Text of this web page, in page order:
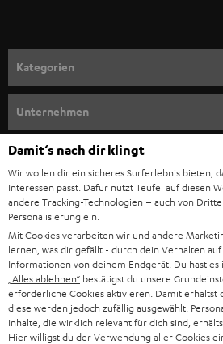
n
m
e
l
d
u
n
g
Kategorien
SOUNDBAR
STEREO
SMART HOME
BLUETOOTH-LAUTSPRECHER
KOPFHÖRER
Unternehmen
SUPPORT
KARRIERE
PRESSE & MARKETING
GESCHÄFTSKUNDEN
PARTNERPROGRAMM
BLOG
Teufel Onlineshops
DEUTSCHLAND
ÖSTERREICH
SCHWEIZ
NIEDERLANDE
Damit‘s nach dir klingt
Wir wollen dir ein sicheres Surferlebnis bieten,
Interessen passt. Dafür nutzt Teufel auf diesen
andere Tracking-Technologien – auch von
Personalisierung ein.
Mit Cookies verarbeiten wir und andere
lernen, was dir gefällt - durch dein Verhalten
Informationen von deinem Endgerät. Du hast es
„Alles ablehnen“ bestätigst du unsere
erforderliche Cookies aktivieren. Damit erhältst
diese werden jedoch zufällig ausgewählt.
Inhalte, die wirklich relevant für dich sind,
Hier willigst du der Verwendung aller Cookies